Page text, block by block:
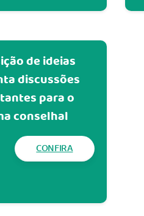
de ideias
discussões
para o
conselhal
CONFIRA